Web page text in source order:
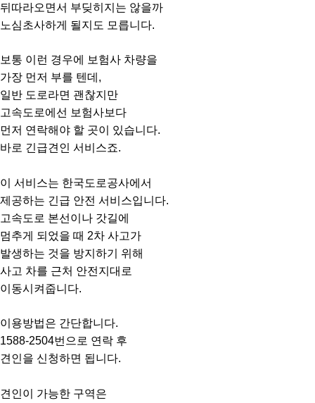
뒤따라오면서 부딪히지는 않을까
노심초사하게 될지도 모릅니다.
보통 이런 경우에 보험사 차량을
가장 먼저 부를 텐데,
일반 도로라면 괜찮지만
고속도로에선 보험사보다
먼저 연락해야 할 곳이 있습니다.
바로 긴급견인 서비스죠.
이 서비스는 한국도로공사에서
제공하는 긴급 안전 서비스입니다.
고속도로 본선이나 갓길에
멈추게 되었을 때 2차 사고가
발생하는 것을 방지하기 위해
사고 차를 근처 안전지대로
이동시켜줍니다.
이용방법은 간단합니다.
1588-2504번으로 연락 후
견인을 신청하면 됩니다.
견인이 가능한 구역은